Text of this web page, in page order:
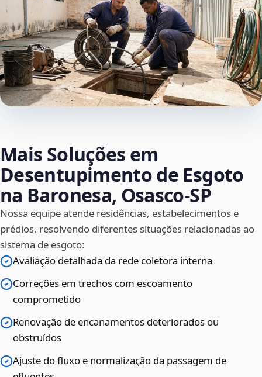
Mais Soluções em
Desentupimento de Esgoto
na Baronesa, Osasco‑SP
Nossa equipe atende residências, estabelecimentos e
prédios, resolvendo diferentes situações relacionadas ao
sistema de esgoto:
Avaliação detalhada da rede coletora interna
Correções em trechos com escoamento
comprometido
Renovação de encanamentos deteriorados ou
obstruídos
Ajuste do fluxo e normalização da passagem de